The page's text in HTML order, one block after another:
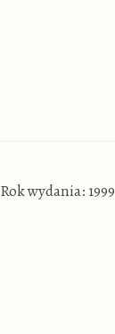
Rok wydania: 1999